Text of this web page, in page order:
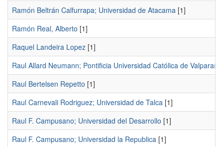
Ramón Beltrán Calfurrapa; Universidad de Atacama [1]
Ramón Real, Alberto [1]
Raquel Landeira Lopez [1]
Raul Allard Neumann; Pontificia Universidad Católica de Valparaíso
Raul Bertelsen Repetto [1]
Raul Carnevali Rodriguez; Universidad de Talca [1]
Raul F. Campusano; Universidad del Desarrollo [1]
Raul F. Campusano; Universidad la Republica [1]